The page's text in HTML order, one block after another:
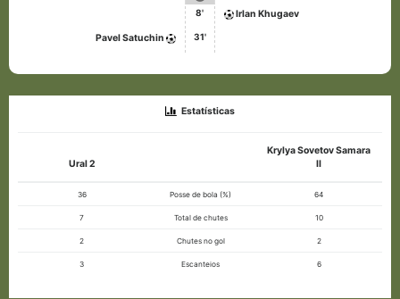
8' Irlan Khugaev
Pavel Satuchin 31'
Estatísticas
Ural 2
Krylya Sovetov Samara
II
36 Posse de bola (%) 64
7 Total de chutes 10
2 Chutes no gol 2
3 Escanteios 6